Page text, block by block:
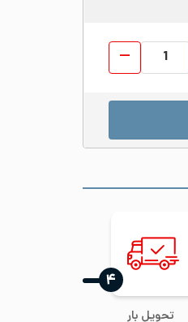
میلگرد استیل 304 قطر 115 عدد
تحویل بار
‍۴